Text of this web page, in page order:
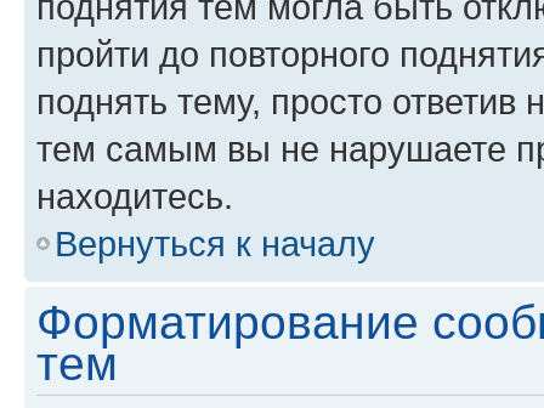
пройти до повторного
поднять тему, просто ответив
тем самым вы не нарушаете
находитесь.
Вернуться к началу
Форматирование
тем